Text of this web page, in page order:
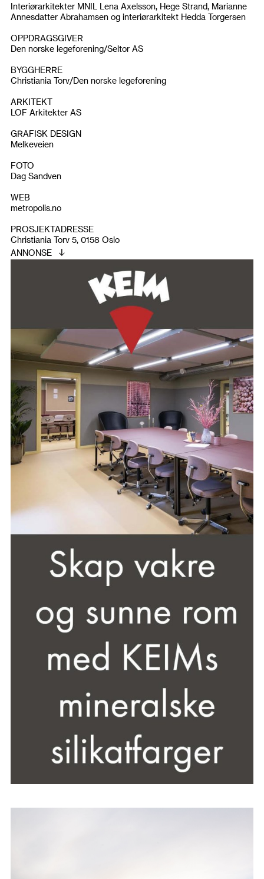
Interiørarkitekter MNIL Lena Axelsson, Hege Strand, Marianne
Annesdatter Abrahamsen og interiørarkitekt Hedda Torgersen
OPPDRAGSGIVER
Den norske legeforening/Seltor AS
BYGGHERRE
Christiania Torv/Den norske legeforening
ARKITEKT
LOF Arkitekter AS
GRAFISK DESIGN
Melkeveien
FOTO
Dag Sandven
WEB
metropolis.no
PROSJEKTADRESSE
Christiania Torv 5, 0158 Oslo